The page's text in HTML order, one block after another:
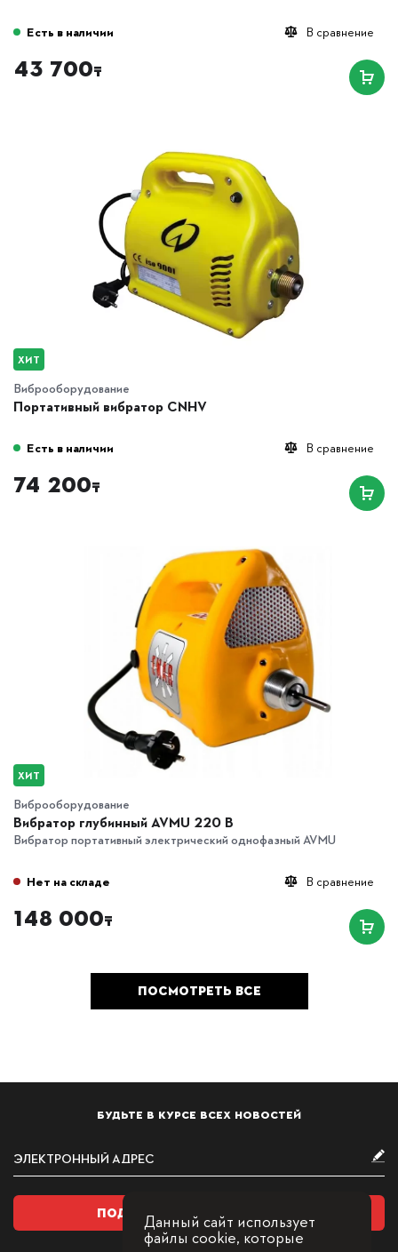
В сравнение
Есть в наличии
43 700₸
ХИТ
Виброоборудование
Портативный вибратор CNHV
В сравнение
Есть в наличии
74 200₸
ХИТ
Виброоборудование
Вибратор глубинный AVMU 220 B
Вибратор портативный электрический однофазный AVMU
В сравнение
Нет на складе
148 000₸
ПОСМОТРЕТЬ ВСЕ
БУДЬТЕ В КУРСЕ ВСЕХ НОВОСТЕЙ
ПОДПИСАТЬСЯ НА РАССЫЛКУ
Данный сайт использует
файлы cookie, которые